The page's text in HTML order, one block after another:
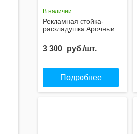
В наличии
Рекламная стойка-
раскладушка Арочный
3 300 руб./шт.
Подробнее